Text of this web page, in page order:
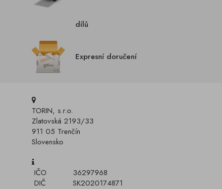
dílů
Expresní doručení
TORIN, s.r.o.
Zlatovská 2193/33
911 05 Trenčín
Slovensko
IČO
36297968
DIČ
SK2020174871